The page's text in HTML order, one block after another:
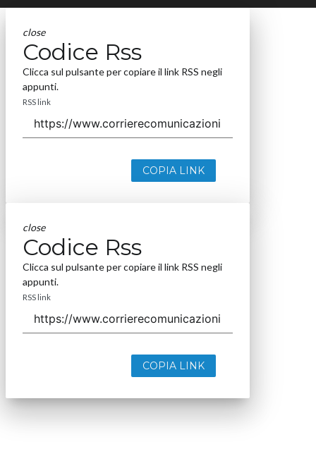
close
Codice Rss
Clicca sul pulsante per copiare il link RSS negli
appunti.
RSS link
COPIA LINK
close
Codice Rss
Clicca sul pulsante per copiare il link RSS negli
appunti.
RSS link
COPIA LINK